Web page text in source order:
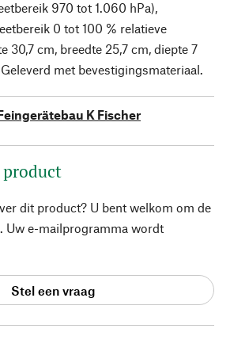
970 tot 1.060 hPa),
0 tot 100 % relatieve
30,7 cm, breedte 25,7 cm, diepte 7
met bevestigingsmateriaal.
K Fischer
product
dit product? U bent welkom om de
Uw e-mailprogramma wordt
Stel een vraag